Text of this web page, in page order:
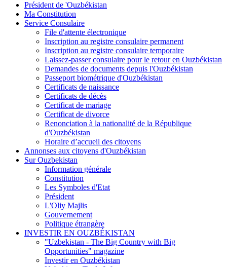
Président de 'Ouzbékistan
Ma Constitution
Service Consulaire
File d'attente électronique
Inscription au registre consulaire permanent
Inscription au registre consulaire temporaire
Laissez-passer consulaire pour le retour en Ouzbékistan
Demandes de documents depuis l'Ouzbékistan
Passeport biométrique d'Ouzbékistan
Certificats de naissance
Certificats de décès
Certificat de mariage
Certificat de divorce
Renonciation à la nationalité de la République
d'Ouzbékistan
Horaire d’accueil des citoyens
Annonses aux citoyens d'Ouzbékistan
Sur Ouzbekistan
Information générale
Constitution
Les Symboles d'Etat
Président
L'Oliy Majlis
Gouvernement
Politique étrangère
INVESTIR EN OUZBÉKISTAN
"Uzbekistan - The Big Country with Big
Opportunities" magazine
Investir en Ouzbékistan